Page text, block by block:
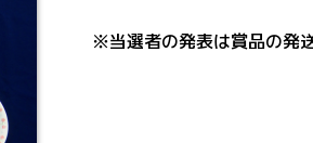
※当選者の発表は賞品の発